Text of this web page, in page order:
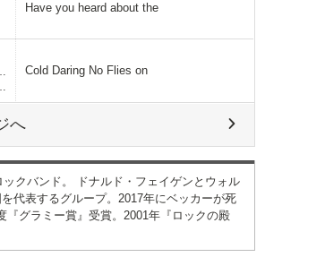
Have you heard about the
FAGEN DONALD JAY
FAGEN DONALD JAY
Cold Daring No Flies on
へ
クバンド。 ドナルド・フェイゲンとウォル
代表するグループ。2017年にベッカーが死
グラミー賞』受賞。2001年『ロックの殿